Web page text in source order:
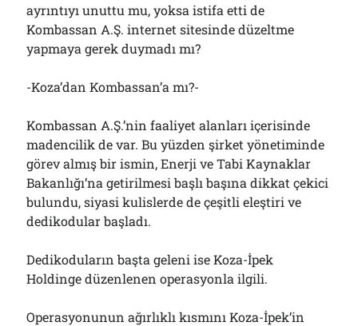
ayrıntıyı unuttu mu, yoksa istifa etti de
Kombassan A.Ş. internet sitesinde düzeltme
yapmaya gerek duymadı mı?
-Koza’dan Kombassan’a mı?-
Kombassan A.Ş.’nin faaliyet alanları içerisinde
madencilik de var. Bu yüzden şirket yönetiminde
görev almış bir ismin, Enerji ve Tabi Kaynaklar
Bakanlığı’na getirilmesi başlı başına dikkat çekici
bulundu, siyasi kulislerde de çeşitli eleştiri ve
dedikodular başladı.
Dedikoduların başta geleni ise Koza-İpek
Holdinge düzenlenen operasyonla ilgili.
Operasyonunun ağırlıklı kısmını Koza-İpek’in